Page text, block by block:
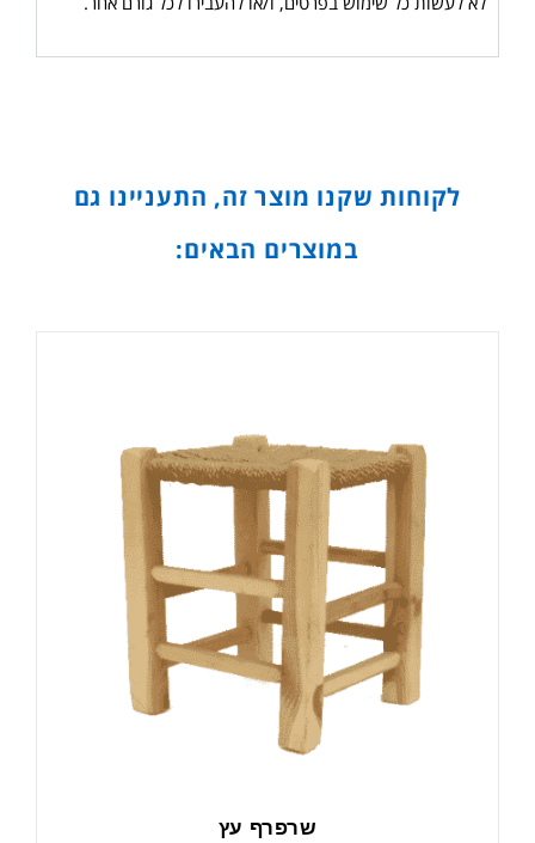
לקוחות שקנו מוצר זה, התעניינו גם
במוצרים הבאים:
שרפרף עץ